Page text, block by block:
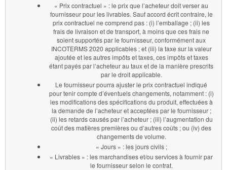
« Prix contractuel » : le prix que l’acheteur doit verser au
fournisseur pour les livrables. Sauf accord écrit contraire, le
prix contractuel ne comprend pas : (i) l’emballage ; (ii) les
frais de livraison et de transport, à moins que ces frais ne
soient supportés par le fournisseur, conformément aux
INCOTERMS 2020 applicables ; et (iii) la taxe sur la valeur
ajoutée et les autres impôts et taxes, ces impôts et taxes
étant payés par l’acheteur au taux et de la manière prescrits
par le droit applicable.
Le fournisseur pourra ajuster le prix contractuel indiqué
pour tenir compte d’éventuels changements, notamment : (i)
les modifications des spécifications du produit, effectuées à
la demande de l’acheteur et acceptées par le fournisseur ;
(ii) les retards causés par l’acheteur ; (iii) l’augmentation du
coût des matières premières ou d’autres coûts ; ou (iv) des
changements de volume.
« Jours » : les jours civils ;
« Livrables » : les marchandises et/ou services à fournir par
le fournisseur selon le contrat.